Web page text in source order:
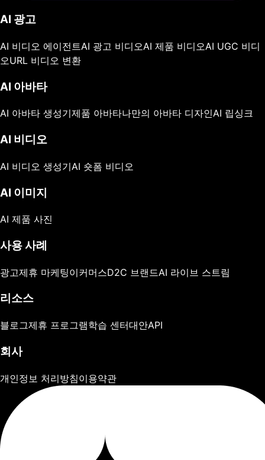
AI 광고
AI 비디오 에이전트AI 광고 비디오AI 제품 비디오AI UGC 비디
오URL 비디오 변환
AI 아바타
AI 아바타 생성기제품 아바타나만의 아바타 디자인AI 립싱크
AI 비디오
AI 비디오 생성기AI 숏폼 비디오
AI 이미지
AI 제품 사진
사용 사례
광고제휴 마케팅이커머스D2C 브랜드AI 라이브 스트림
리소스
블로그제휴 프로그램학습 센터대안API
회사
개인정보 처리방침이용약관